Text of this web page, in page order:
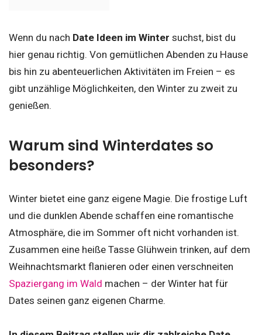
Wenn du nach Date Ideen im Winter suchst, bist du
hier genau richtig. Von gemütlichen Abenden zu Hause
bis hin zu abenteuerlichen Aktivitäten im Freien – es
gibt unzählige Möglichkeiten, den Winter zu zweit zu
genießen.
Warum sind Winterdates so
besonders?
Winter bietet eine ganz eigene Magie. Die frostige Luft
und die dunklen Abende schaffen eine romantische
Atmosphäre, die im Sommer oft nicht vorhanden ist.
Zusammen eine heiße Tasse Glühwein trinken, auf dem
Weihnachtsmarkt flanieren oder einen verschneiten
Spaziergang im Wald machen – der Winter hat für
Dates seinen ganz eigenen Charme.